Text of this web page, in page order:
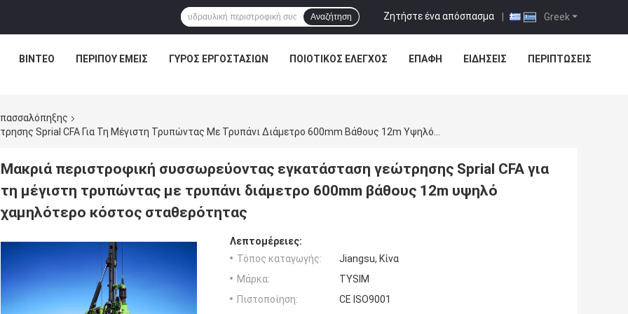
Greek
Ζητήστε ένα απόσπασμα |
Αναζήτηση
ΒΊΝΤΕΟ ΠΕΡΊΠΟΥ ΕΜΕΊΣ ΓΎΡΟΣ ΕΡΓΟΣΤΑΣΊΩΝ ΠΟΙΟΤΙΚΌΣ ΈΛΕΓΧΟΣ ΕΠΑΦΉ ΕΙΔΗΣΕΙΣ ΠΕΡΙΠΤΏΣΕΙΣ
Μακριά περιστροφική συσσωρεύοντας εγκατάσταση γεώτρησης Sprial CFA για
τη μέγιστη τρυπώντας με τρυπάνι διάμετρο 600mm βάθους 12m υψηλό
χαμηλότερο κόστος σταθερότητας
Λεπτομέρειες:
Τόπος καταγωγής:
Jiangsu, Κίνα
Μάρκα:
TYSIM
Πιστοποίηση:
CE ISO9001